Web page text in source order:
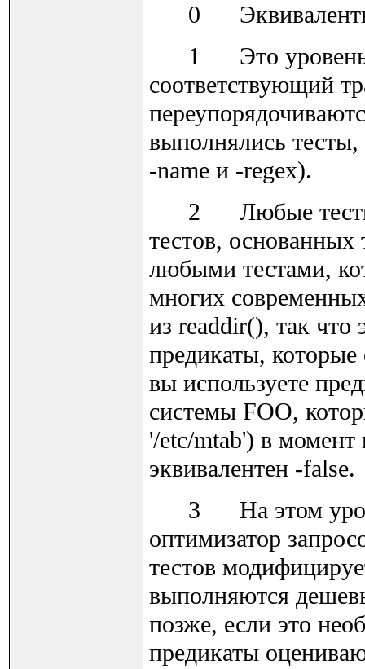
0 Эквивалентно
1 Это уровень
соответствующий
выполнялись
-name и -regex).
2 Любые тесты -
тестов,
любыми тестами,
многих
из readdir(), так что
предикаты,
вы используете
системы FOO,
'/etc/mtab') в момент
эквивалентен -false.
3 На этом
оптимизатор
тестов
выполняются
позже, если это
предикаты